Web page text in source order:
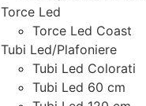
Torce Led
Torce Led Coast
Tubi Led/Plafoniere
Tubi Led Colorati
Tubi Led 60 cm